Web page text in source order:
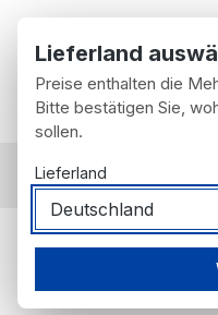
nach Fahrzeug
W123
Lieferland
Preise enthalten die
Bitte bestätigen Sie,
sollen.
Lieferland